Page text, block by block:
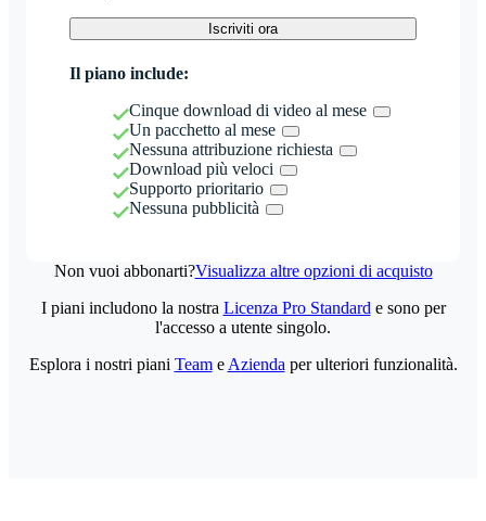
Iscriviti ora
Il piano include:
Cinque download di video al mese
Un pacchetto al mese
Nessuna attribuzione richiesta
Download più veloci
Supporto prioritario
Nessuna pubblicità
Non vuoi abbonarti?Visualizza altre opzioni di acquisto
I piani includono la nostra Licenza Pro Standard e sono per
l'accesso a utente singolo.
Esplora i nostri piani Teame Azienda per ulteriori funzionalità.